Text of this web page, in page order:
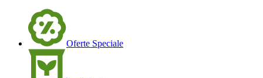
Oferte Speciale